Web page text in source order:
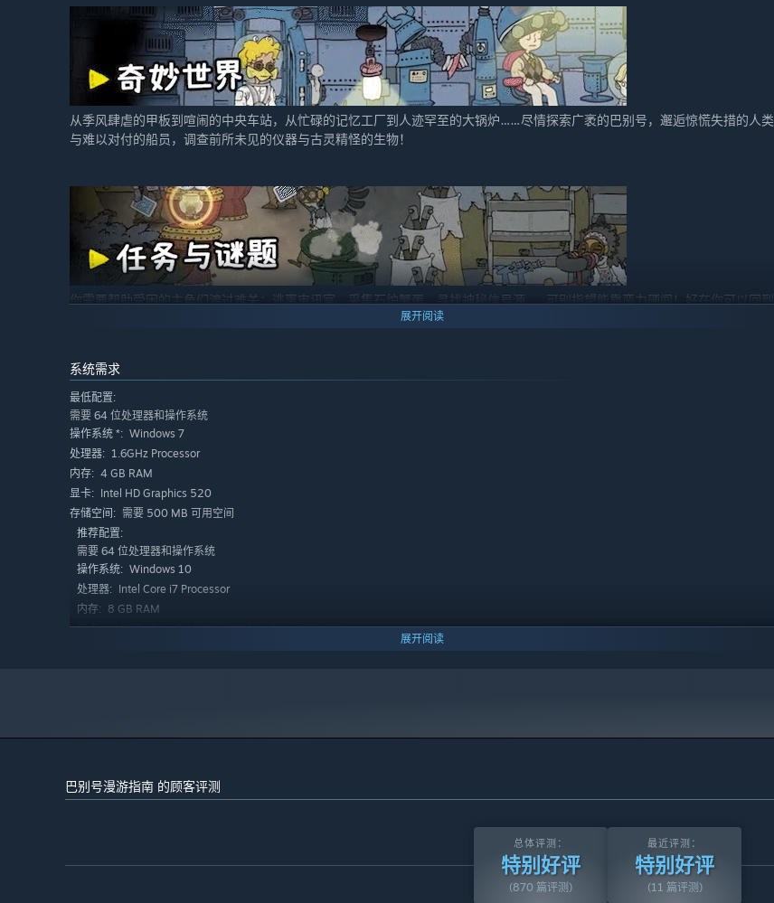
从季风肆虐的甲板到喧闹的中央车站，从忙碌的记忆工厂到人迹罕至的大锅炉……尽情探索广袤的巴别号，邂逅惊慌失措的人类
与难以对付的船员，调查前所未见的仪器与古灵精怪的生物！
你需要帮助受困的主角们渡过难关：逃离审讯室、采集石炉蟹蛋、寻找神秘信号源……可别指望能靠蛮力硬闯！好在你可以回到
过去，寻找让他们陷入困境的根源。一旦找到那个关键的事件，你便能利用手中的钢笔将其改写。这一举动会立即引发蝴蝶效
感到毫无头绪？那就活用这本笔记吧。用它来将搜集到的线索拼成完整的推理链条，它会为你指明方向！
集可爱与搞怪、复古与卡通于一身的巴别号即将启航。快拿好船票，踏上甲板，加入这场狂欢吧！
展开阅读
系统需求
最低配置:
需要 64 位处理器和操作系统
操作系统 *: Windows 7
处理器: 1.6GHz Processor
内存: 4 GB RAM
显卡: Intel HD Graphics 520
存储空间: 需要 500 MB 可用空间
推荐配置:
需要 64 位处理器和操作系统
操作系统: Windows 10
处理器: Intel Core i7 Processor
内存: 8 GB RAM
显卡: AMD Radeon RX 560/NVIDIA GeForce GTX 950
展开阅读
巴别号漫游指南 的顾客评测
总体评测：
特别好评
(870 篇评测)
最近评测：
特别好评
(11 篇评测)